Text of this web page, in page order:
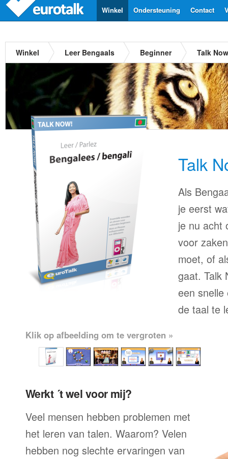
Contact
Ondersteuning
Winkel
Winkel Leer Bengaals Beginner Talk
Talk
Als
je eerst
je nu acht
voor
moet, of
gaat. Talk
een snelle
de taal te
Klik op afbeelding om te vergroten »
Werkt ´t wel voor mij?
Veel mensen hebben problemen met
het leren van talen. Waarom? Velen
hebben nog slechte ervaringen van